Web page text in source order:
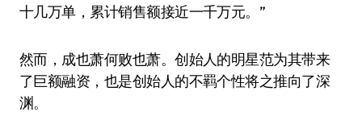
十几万单，累计销售额接近一千万元。”
然而，成也萧何败也萧。创始人的明星范为其带来
了巨额融资，也是创始人的不羁个性将之推向了深
渊。